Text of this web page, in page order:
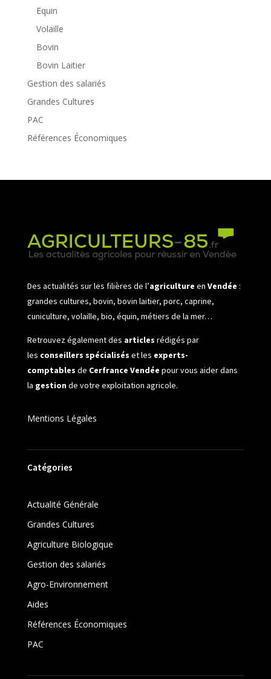
Equin
Volaille
Bovin
Bovin Laitier
Gestion des salariés
Grandes Cultures
PAC
Références Économiques
Des actualités sur les filières de l’agriculture en Vendée :
grandes cultures, bovin, bovin laitier, porc, caprine,
cuniculture, volaille, bio, équin, métiers de la mer…
Retrouvez également des articles rédigés par
les conseillers spécialisés et les experts-
comptables de Cerfrance Vendée pour vous aider dans
la gestionde votre exploitation agricole.
Mentions Légales
Catégories
Actualité Générale
Grandes Cultures
Agriculture Biologique
Gestion des salariés
Agro-Environnement
Aides
Références Économiques
PAC